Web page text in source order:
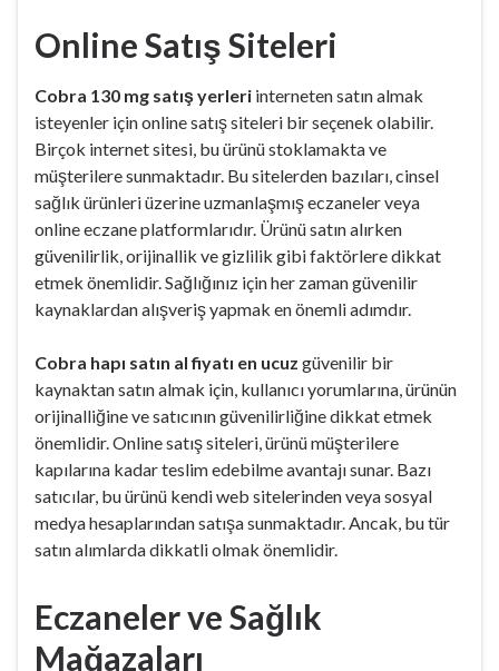
Online Satış Siteleri
Cobra 130 mg satış yerleri interneten satın almak
isteyenler için online satış siteleri bir seçenek olabilir.
Birçok internet sitesi, bu ürünü stoklamakta ve
müşterilere sunmaktadır. Bu sitelerden bazıları, cinsel
sağlık ürünleri üzerine uzmanlaşmış eczaneler veya
online eczane platformlarıdır. Ürünü satın alırken
güvenilirlik, orijinallik ve gizlilik gibi faktörlere dikkat
etmek önemlidir. Sağlığınız için her zaman güvenilir
kaynaklardan alışveriş yapmak en önemli adımdır.
Cobra hapı satın al fiyatı en ucuz güvenilir bir
kaynaktan satın almak için, kullanıcı yorumlarına, ürünün
orijinalliğine ve satıcının güvenilirliğine dikkat etmek
önemlidir. Online satış siteleri, ürünü müşterilere
kapılarına kadar teslim edebilme avantajı sunar. Bazı
satıcılar, bu ürünü kendi web sitelerinden veya sosyal
medya hesaplarından satışa sunmaktadır. Ancak, bu tür
satın alımlarda dikkatli olmak önemlidir.
Eczaneler ve Sağlık
Mağazaları